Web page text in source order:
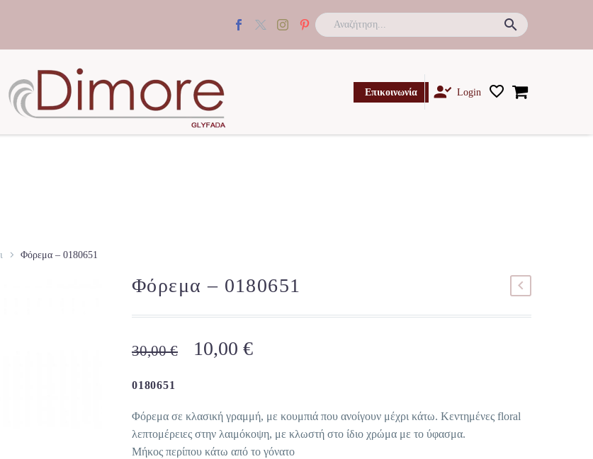
Επικοινωνία  Login
Φόρεμα – 0180651
Φόρεμα – 0180651
30,00€
Original
30,00 €.
10,00 €Η
είναι:
10,00 €.
0180651
Φόρεμα σε κλασική γραμμή, με κουμπιά που ανοίγουν μέχρι κάτω. Κεντημένες floral
λεπτομέρειες στην λαιμόκοψη, με κλωστή στο ίδιο χρώμα με το ύφασμα.
Μήκος περίπου κάτω από το γόνατο